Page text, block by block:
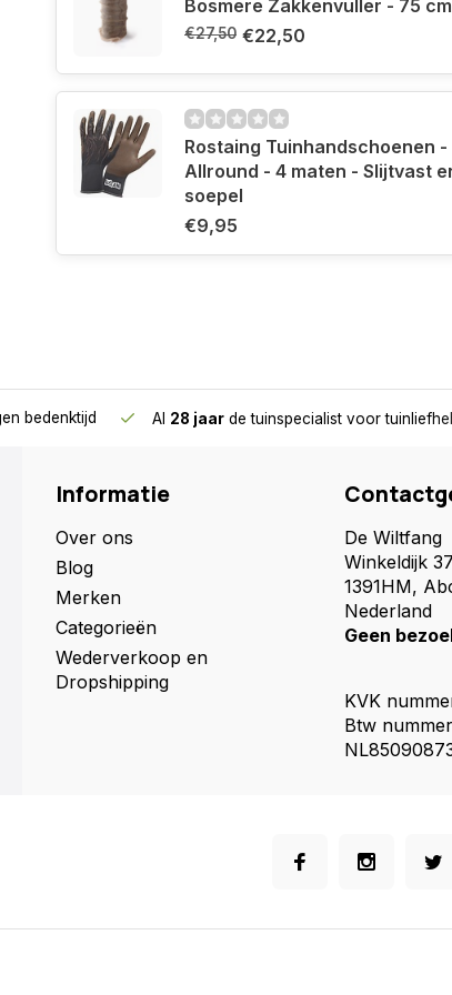
Bosmere Zakkenvuller - 75
€27,50 €22,50
Rostaing Tuinhandschoenen -
Allround - 4 maten - Slijtvast
soepel
€9,95
bedenktijd Al 28 jaar de tuinspecialist voor
Informatie
Over ons
Blog
Merken
Categorieën
Wederverkoop en
Dropshipping
De Wiltfang
Winkeldijk 37
1391HM,
Nederland
Geen
KVK
Btw